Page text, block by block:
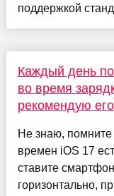
поддержкой
Каждый день
во время
рекомендую
Не знаю,
времен iOS 17
ставите
горизонтально,